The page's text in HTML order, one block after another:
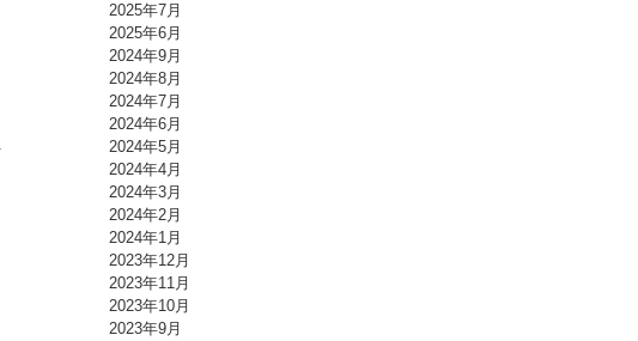
2025年7月
2025年6月
2024年9月
2024年8月
2024年7月
2024年6月
2024年5月
2024年4月
2024年3月
2024年2月
2024年1月
2023年12月
2023年11月
2023年10月
2023年9月